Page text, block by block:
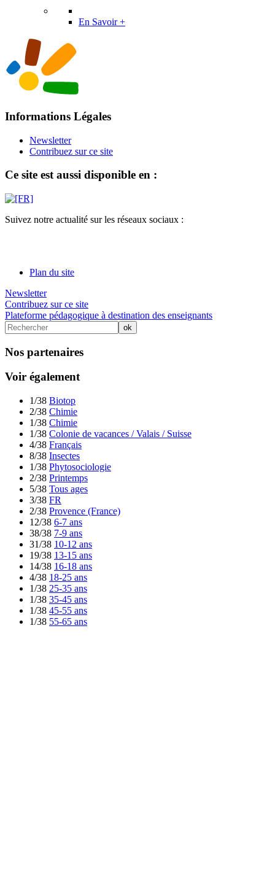
En Savoir +
Informations Légales
Newsletter
Contribuez sur ce site
Ce site est aussi disponible en :
Suivez notre actualité sur les réseaux sociaux :
Plan du site
Newsletter
Contribuez sur ce site
Plateforme pédagogique à destination des enseignants
Nos partenaires
Voir également
1/38 Biotop
2/38 Chimie
1/38 Chimie
1/38 Colonie de vacances / Valais / Suisse
4/38 Français
8/38 Insectes
1/38 Phytosociologie
2/38 Printemps
5/38 Tous ages
3/38 FR
2/38 Provence (France)
12/38 6-7 ans
38/38 7-9 ans
31/38 10-12 ans
19/38 13-15 ans
14/38 16-18 ans
4/38 18-25 ans
1/38 25-35 ans
1/38 35-45 ans
1/38 45-55 ans
1/38 55-65 ans